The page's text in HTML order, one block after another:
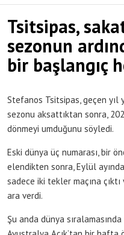
Tsitsipas,
sezonun
bir başlangıç
Stefanos Tsitsipas, geçen yıl
sezonu aksattıktan sonra,
dönmeyi umduğunu söyledi.
Eski dünya üç numarası, bir
elendikten sonra, Eylül
sadece iki tekler maçına
ara verdi.
Şu anda dünya